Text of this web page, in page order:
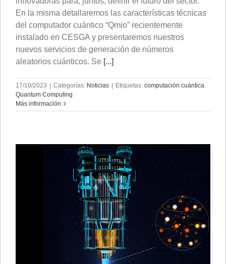
En la misma detallaremos las características técnicas
del computador cuántico “Qmio” recientemente
instalado en CESGA y presentaremos nuestros
nuevos servicios de generación de números
aleatorios cuánticos. Se [...]
17/10/2023 | Categorías: Noticias | Etiquetas: computación cuántica
Quantum Computing
Más información